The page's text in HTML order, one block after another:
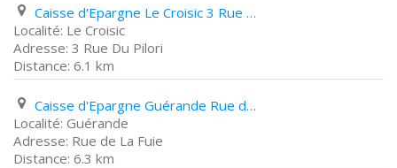
Caisse d'Epargne Le Croisic 3 Rue Du Pilori
Le Croisic
3 Rue Du Pilori
6.1 km
Caisse d'Epargne Guérande Rue de La Fuie
Guérande
Rue de La Fuie
6.3 km